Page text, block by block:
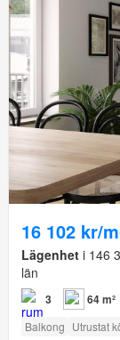
16 102 kr/
Lägenhet i 146
län
3 64 m²
Balkong Utrustat